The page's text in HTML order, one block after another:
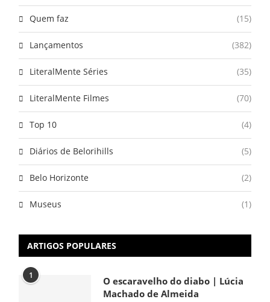
Quem faz (15)
Lançamentos (382)
LiteralMente Séries (35)
LiteralMente Filmes (70)
Top 10 (4)
Diários de Belorihills (5)
Belo Horizonte (2)
Museus (1)
ARTIGOS POPULARES
1
O escaravelho do diabo | Lúcia
Machado de Almeida